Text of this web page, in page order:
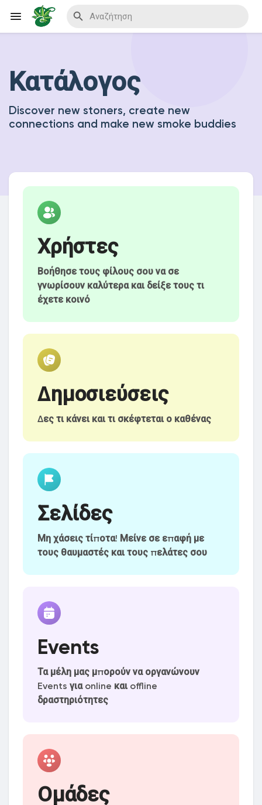
Reels
Ανακάλυψε Events
Ανακάλυψε Blogs
οι Ομάδες μου
Δημοφιλείς δημοσιεύσεις
Discover Posts
Προσφορές
Εργασίες
Εργασίες
Κατάλογος
Discover new stoners, create new
connections and make new smoke buddies
Χρήστες
Βοήθησε τους φίλους σου να σε
γνωρίσουν καλύτερα και δείξε τους τι
έχετε κοινό
Δημοσιεύσεις
Δες τι κάνει και τι σκέφτεται ο καθένας
Σελίδες
Μη χάσεις τίποτα! Μείνε σε επαφή με
τους θαυμαστές και τους πελάτες σου
Events
Τα μέλη μας μπορούν να οργανώνουν
Events για online και offline
δραστηριότητες
Ομάδες